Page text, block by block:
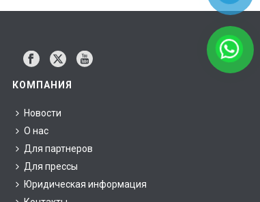
КОМПАНИЯ
Новости
О нас
Для партнеров
Для прессы
Юридическая информация